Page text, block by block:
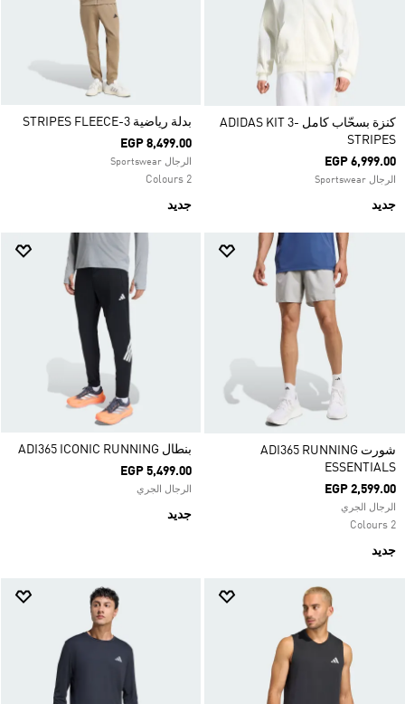
كنزة بسحّاب كامل ADIDAS KIT 3-
STRIPES
EGP 6,999.00
الرجال Sportswear
جديد
بدلة رياضية 3-STRIPES FLEECE
EGP 8,499.00
الرجال Sportswear
2 Colours
جديد
شورت ADI365 RUNNING
ESSENTIALS
EGP 2,599.00
الرجال الجري
2 Colours
جديد
بنطال ADI365 ICONIC RUNNING
EGP 5,499.00
الرجال الجري
جديد